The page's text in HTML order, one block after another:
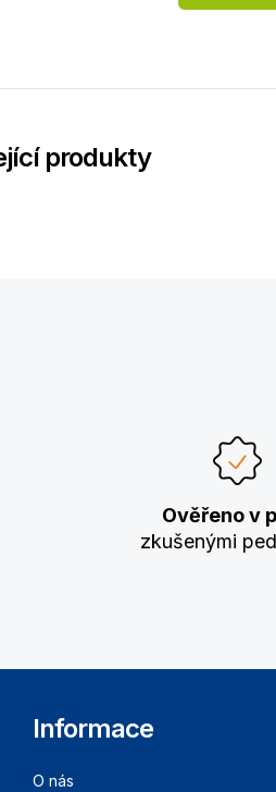
produkty
Ověřeno v
zkušenými
Informace
O nás